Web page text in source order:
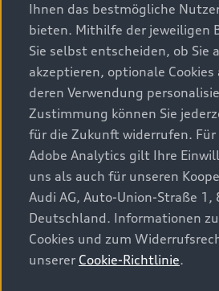
Alle Modelle
Modelle vergleichen
Elektromodelle
Plug-in-Hybride
Beratung & Kauf
Aktuelle Angebote
Sofort verfügbare Neuwagen
Gebrauchtwagen
Audi Gebrauchtwagen :plus
Geschäftskunden
Audi exclusive
Service & Zubehör
Audi Original Zubehör
Audi Services
Audi digital services
myAudi
Garantie & Unterstützung
Kundenbereich
Kontakt
Audi Partner finden
Probefahrt anfragen
Audi Welt
Audi quattro Cup
Ihnen das bestmögliche
bieten. Mithilfe der jeweiligen
Sie selbst entscheiden, ob Sie
akzeptieren, optionale
deren Verwendung
Zustimmung können Sie
für die Zukunft widerrufen.
Adobe Analytics gilt Ihre
uns als auch für unseren
Audi AG, Auto-Union-Straße
Deutschland. Informationen
Cookies und zum
unserer Cookie-Richtlinie.